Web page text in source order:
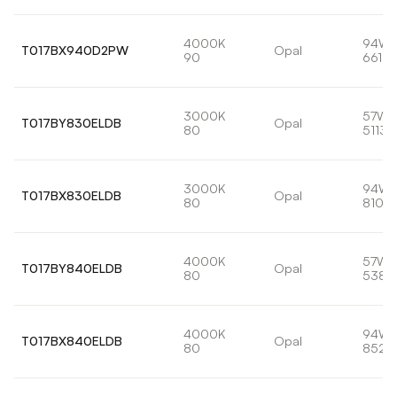
T017BX940D2PW
4000K
90
Opal
94W
T017BY830ELDB
3000K
80
Opal
57W
T017BX830ELDB
3000K
80
Opal
94W
T017BY840ELDB
4000K
80
Opal
57W
T017BX840ELDB
4000K
80
Opal
94W